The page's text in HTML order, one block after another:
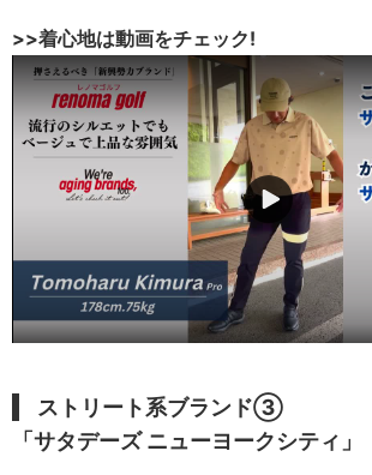
>>着心地は動画をチェック!
ストリート系ブランド③
「サタデーズ ニューヨークシティ」